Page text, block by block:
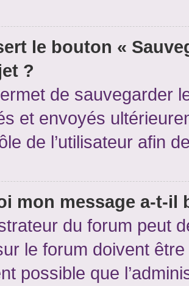
le bouton «
?
de sauvegarder
et envoyés
de l’utilisateur afin
mon message a-t-il
du forum peut
le forum doivent
possible que